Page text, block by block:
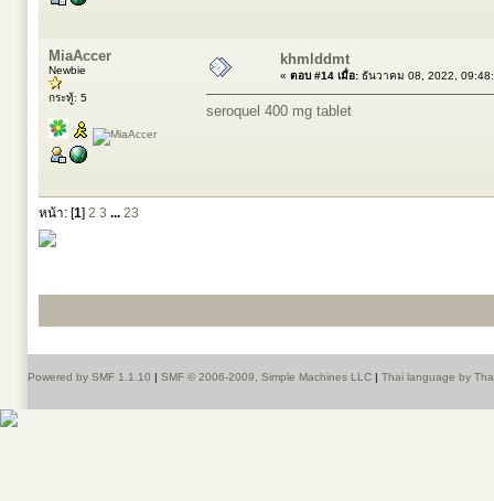
MiaAccer
Newbie
กระทู้: 5
khmlddmt
« ตอบ #14 เมื่อ: ธันวาคม 08, 2022,
seroquel 400 mg tablet
หน้า: [1] 2 3 ... 23
Powered by SMF 1.1.10 | SMF © 2006-2009, Simple Machines LLC | Thai language by